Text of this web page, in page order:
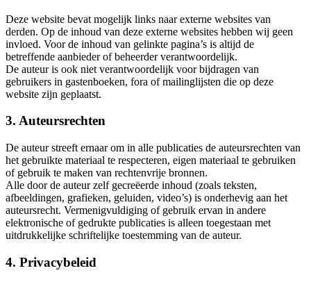
Deze website bevat mogelijk links naar externe websites van
derden. Op de inhoud van deze externe websites hebben wij geen
invloed. Voor de inhoud van gelinkte pagina’s is altijd de
betreffende aanbieder of beheerder verantwoordelijk.
De auteur is ook niet verantwoordelijk voor bijdragen van
gebruikers in gastenboeken, fora of mailinglijsten die op deze
website zijn geplaatst.
3. Auteursrechten
De auteur streeft ernaar om in alle publicaties de auteursrechten van
het gebruikte materiaal te respecteren, eigen materiaal te gebruiken
of gebruik te maken van rechtenvrije bronnen.
Alle door de auteur zelf gecreëerde inhoud (zoals teksten,
afbeeldingen, grafieken, geluiden, video’s) is onderhevig aan het
auteursrecht. Vermenigvuldiging of gebruik ervan in andere
elektronische of gedrukte publicaties is alleen toegestaan met
uitdrukkelijke schriftelijke toestemming van de auteur.
4. Privacybeleid